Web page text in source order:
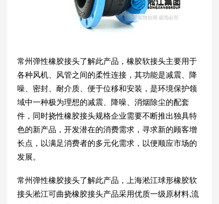
常州弹性橡胶接头了解此产品，橡胶软接头主要用于
各种风机、风管之间的柔性连接，其功能是减震、降
噪、密封、耐介质、便于位移和安装，是环境保护领
域中一种极为理想的减震、降噪、消烟除尘的配套
件，同时挠性橡胶接头规格企业需要不断推出独具特
色的新产品，开发潜在的消费需求，寻求新的顾客增
长点，以满足消费者的多元化需求，以便顺应市场的
发展。
常州弹性橡胶接头了解此产品，上海淞江球形橡胶软
接头淞江可曲挠橡胶接头产品采用优质一级原材料,流